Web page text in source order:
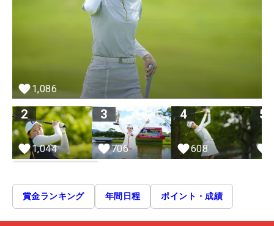
1,086
2
1,044
3
706
4
608
5
賞金ランキング 年間日程 ポイント・成績